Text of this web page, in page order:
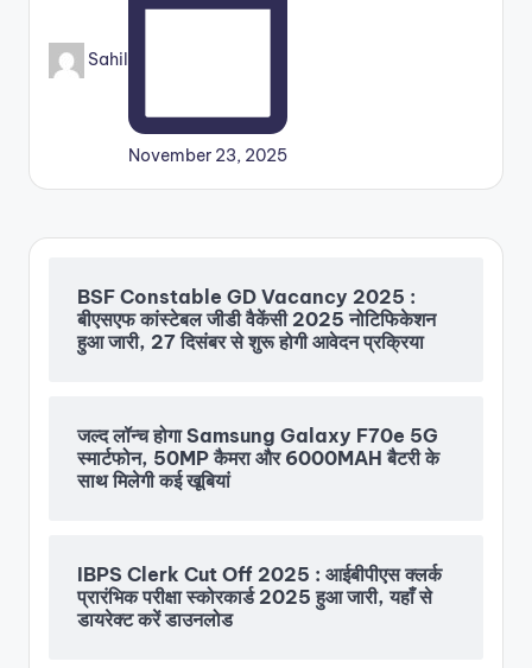
Posted
by
Sahil
November 23, 2025
BSF Constable GD Vacancy 2025 :
बीएसएफ कांस्टेबल जीडी वैकेंसी 2025 नोटिफिकेशन
हुआ जारी, 27 दिसंबर से शुरू होगी आवेदन प्रक्रिया
जल्द लॉन्च होगा Samsung Galaxy F70e 5G
स्मार्टफोन, 50MP कैमरा और 6000MAH बैटरी के
साथ मिलेगी कई खूबियां
IBPS Clerk Cut Off 2025 : आईबीपीएस क्लर्क
प्रारंभिक परीक्षा स्कोरकार्ड 2025 हुआ जारी, यहाँ से
डायरेक्ट करें डाउनलोड